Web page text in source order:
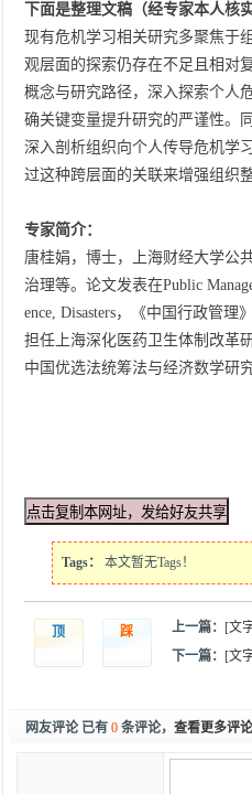
下面是整理文稿（经专家本人核
现有危机学习相关研究多聚焦于
观层面的探索仍存在不足且相对
概念与研究路径，深入探索个人
确关键变量提升研究的严谨性。
深入剖析组织向个人传导危机学
过这种跨层面的关联来增强组织
专家简介：
唐桂娟，博士，上海财经大学公
治理等。论文发表在Public
ence, Disasters，《中国行政管
担任上海深化医药卫生体制改革
中国优选法统筹法与经济数学研
Tags： 本文暂无Tags！
顶 踩 上一篇： [文
下一篇： [文
网友评论 已有 0 条评论， 查看更多评